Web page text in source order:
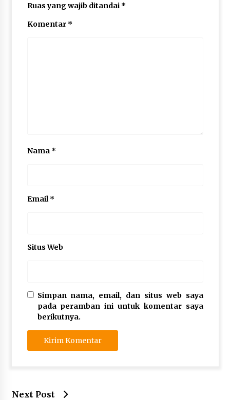
Ruas yang wajib ditandai *
Komentar *
Nama *
Email *
Situs Web
Simpan nama, email, dan situs web saya
pada peramban ini untuk komentar saya
berikutnya.
Next Post